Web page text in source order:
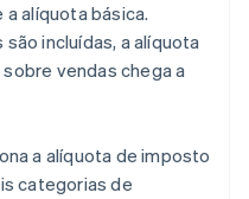
alíquota básica.
incluídas, a alíquota
vendas chega a
a alíquota de imposto
categorias de